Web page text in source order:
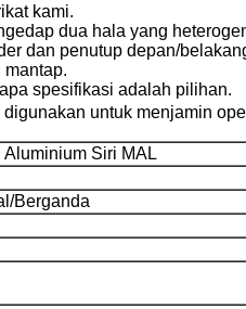
kami.
dua hala yang
dan penutup depan/
spesifikasi adalah pilihan.
untuk menjamin
Siri MAL
Berganda